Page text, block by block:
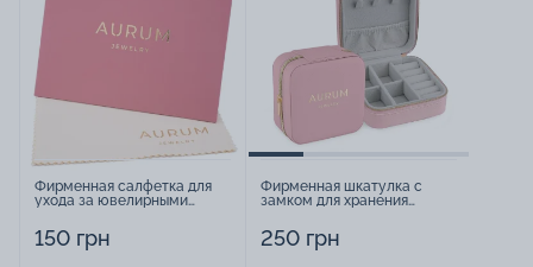
Фирменная салфетка для
ухода за ювелирными
150 грн
Фирменная шкатулка с
замком для хранения
250 грн